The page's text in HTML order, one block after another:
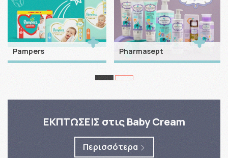
Pampers Pharmasept
EKΠΤΩΣΕΙΣ στις Baby Cream
Περισσότερα